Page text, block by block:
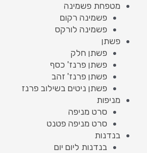
מטפחת פשמינה
פשמינה רקום
פשמינה לורקס
פשתן
פשתן חלק
פשתן פרנז' כסף
פשתן פרנז' זהב
פשתן ניטים בשילוב פרנז
מניפות
סרט מניפה
סרט מניפה פטנט
בנדנות
בנדנות ליום יום